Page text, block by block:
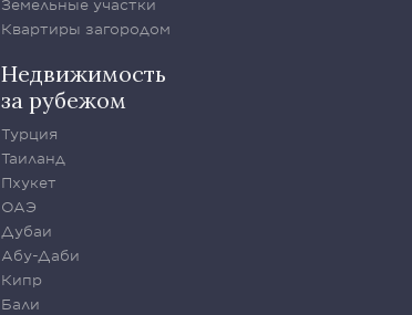
Земельные участки
Квартиры загородом
Недвижимость
за рубежом
Турция
Таиланд
Пхукет
ОАЭ
Дубаи
Абу-Даби
Кипр
Бали